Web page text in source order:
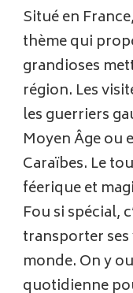
Situé en
thème qui
grandioses
région. Les
les guerriers
Moyen Âge ou
Caraïbes. Le
féerique et
Fou si spécial,
transporter
monde. On y
quotidienne